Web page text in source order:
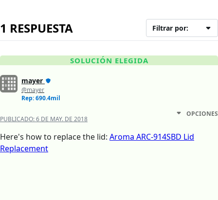
1 RESPUESTA Filtrar por:
SOLUCIÓN ELEGIDA
mayer
@mayer
Rep: 690.4mil
PUBLICADO:6 DE MAY. DE 2018
OPCIONES
Here's how to replace the lid: Aroma ARC-914SBD Lid
Replacement